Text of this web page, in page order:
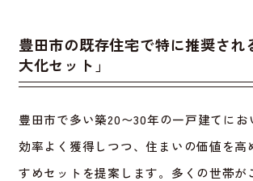
豊田市の既存住宅で特に推奨され
大化セット」
豊田市で多い築20〜30年の一戸建てにお
効率よく獲得しつつ、住まいの価値を高
すめセットを提案します。多くの世帯が